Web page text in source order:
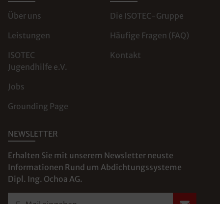
Über uns
Leistungen
ISOTEC
Jugendhilfe e.V.
Jobs
Grounding Page
Die ISOTEC-Gruppe
Häufige Fragen (FAQ)
Kontakt
NEWSLETTER
Erhalten Sie mit unserem Newsletter neuste
Informationen Rund um Abdichtungssysteme
Dipl. Ing. Ochoa AG.